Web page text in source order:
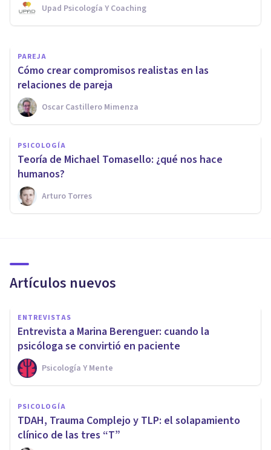
Upad Psicología Y Coaching
Bertrand Regader
PAREJA
Cómo crear compromisos realistas en las
relaciones de pareja
Oscar Castillero Mimenza
PSICOLOGÍA
Teoría de Michael Tomasello: ¿qué nos hace
humanos?
Arturo Torres
Artículos nuevos
ENTREVISTAS
Entrevista a Marina Berenguer: cuando la
psicóloga se convirtió en paciente
Psicología Y Mente
PSICOLOGÍA
TDAH, Trauma Complejo y TLP: el solapamiento
clínico de las tres “T”